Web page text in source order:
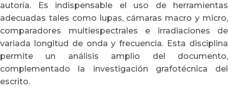
autoría. Es indispensable el uso de herramientas
adecuadas tales como lupas, cámaras macro y micro,
comparadores multiespectrales e irradiaciones de
variada longitud de onda y frecuencia. Esta disciplina
permite un análisis amplio del documento,
complementado la investigación grafotécnica del
escrito.